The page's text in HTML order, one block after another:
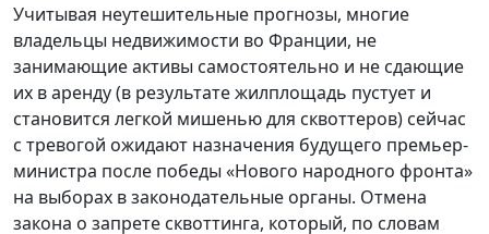
Учитывая неутешительные прогнозы, многие
владельцы недвижимости во Франции, не
занимающие активы самостоятельно и не сдающие
их в аренду (в результате жилплощадь пустует и
становится легкой мишенью для сквоттеров) сейчас
с тревогой ожидают назначения будущего премьер-
министра после победы «Нового народного фронта»
на выборах в законодательные органы. Отмена
закона о запрете сквоттинга, который, по словам